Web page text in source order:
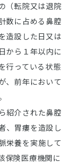
（転院又は退院
数に占める鼻腔
造設した日又は
から１年以内に
行っている状態
、前年において
紹介された鼻腔
、胃瘻を造設し
栄養を実施して
保険医療機関に